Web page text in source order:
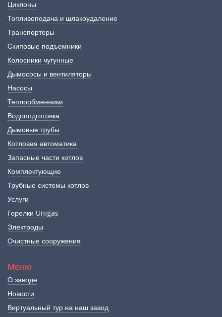
Циклоны
Топливоподача и шлакоудаление
Транспортеры
Скиповые подъемники
Колосники чугунные
Дымососы и вентиляторы
Насосы
Теплообменники
Водоподготовка
Дымовые трубы
Котловая автоматика
Запасные части котлов
Комплектующие
Трубные системы котлов
Услуги
Горелки Unigas
Электроды
Очистные сооружения
Меню
О заводе
Новости
Виртуальный тур на наш завод